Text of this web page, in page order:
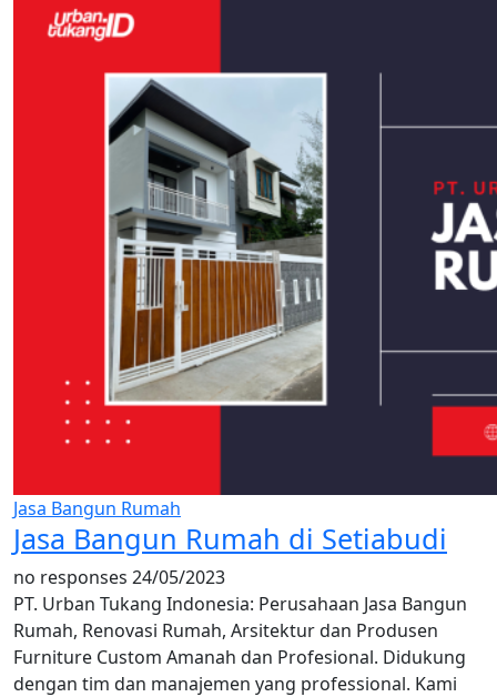
Jasa Bangun Rumah
Jasa Bangun Rumah di Setiabudi
no responses 24/05/2023
PT. Urban Tukang Indonesia: Perusahaan Jasa Bangun
Rumah, Renovasi Rumah, Arsitektur dan Produsen
Furniture Custom Amanah dan Profesional. Didukung
dengan tim dan manajemen yang professional. Kami